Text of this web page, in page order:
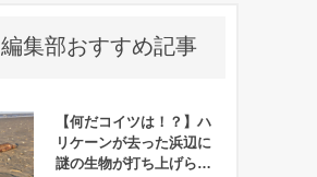
編集部おすすめ記事
【何だコイツは！？】ハ
リケーンが去った浜辺に
謎の生物が打ち上げられ